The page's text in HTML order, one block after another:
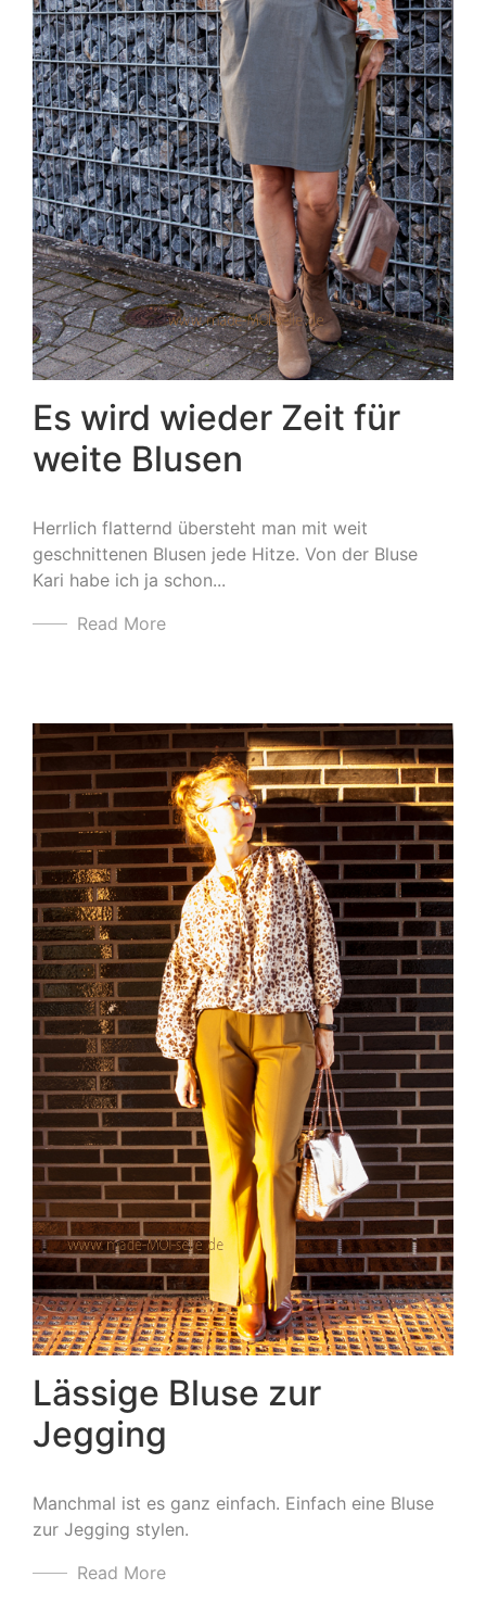
Es wird wieder Zeit für
weite Blusen
Herrlich flatternd übersteht man mit weit
geschnittenen Blusen jede Hitze. Von der Bluse
Kari habe ich ja schon...
Read More
Lässige Bluse zur
Jegging
Manchmal ist es ganz einfach. Einfach eine Bluse
zur Jegging stylen.
Read More